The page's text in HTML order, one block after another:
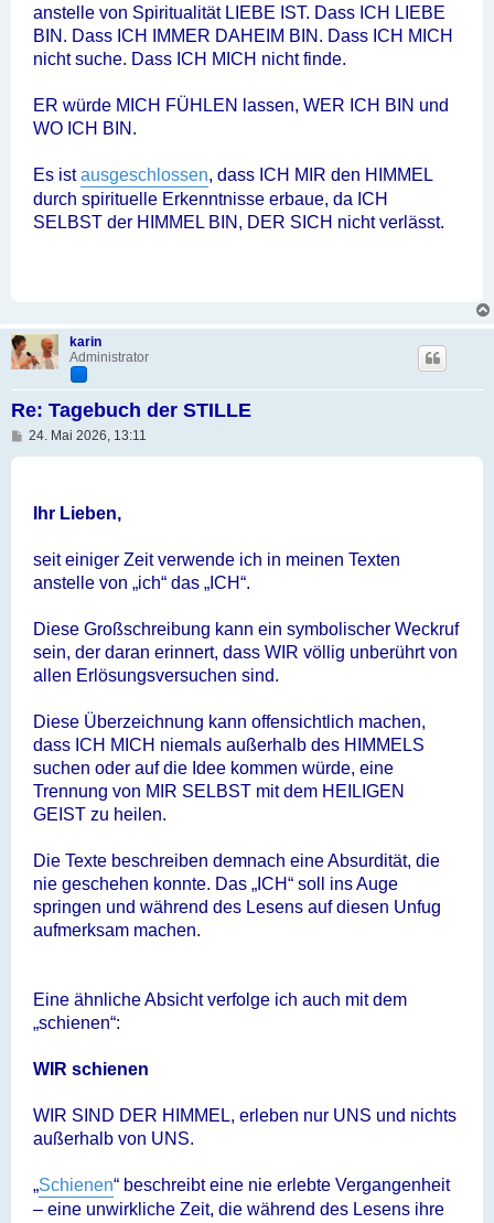
anstelle von Spiritualität LIEBE IST. Dass ICH LIEBE
BIN. Dass ICH IMMER DAHEIM BIN. Dass ICH MICH
nicht suche. Dass ICH MICH nicht finde.
ER würde MICH FÜHLEN lassen, WER ICH BIN und
WO ICH BIN.
Es istausgeschlossen, dass ICH MIR den HIMMEL
durch spirituelle Erkenntnisse erbaue, da ICH
SELBST der HIMMEL BIN, DER SICH nicht verlässt.
karin
Administrator
Re: Tagebuch der STILLE
B24. Mai 2026, 13:11
Ihr Lieben,
seit einiger Zeit verwende ich in meinen Texten
anstelle von „ich“ das „ICH“.
Diese Großschreibung kann ein symbolischer Weckruf
sein, der daran erinnert, dass WIR völlig unberührt von
allen Erlösungsversuchen sind.
Diese Überzeichnung kann offensichtlich machen,
dass ICH MICH niemals außerhalb des HIMMELS
suchen oder auf die Idee kommen würde, eine
Trennung von MIR SELBST mit dem HEILIGEN
GEIST zu heilen.
Die Texte beschreiben demnach eine Absurdität, die
nie geschehen konnte. Das „ICH“ soll ins Auge
springen und während des Lesens auf diesen Unfug
aufmerksam machen.
Eine ähnliche Absicht verfolge ich auch mit dem
„schienen“:
WIR schienen
WIR SIND DER HIMMEL, erleben nur UNS und nichts
außerhalb von UNS.
„Schienen“ beschreibt eine nie erlebte Vergangenheit
– eine unwirkliche Zeit, die während des Lesens ihre